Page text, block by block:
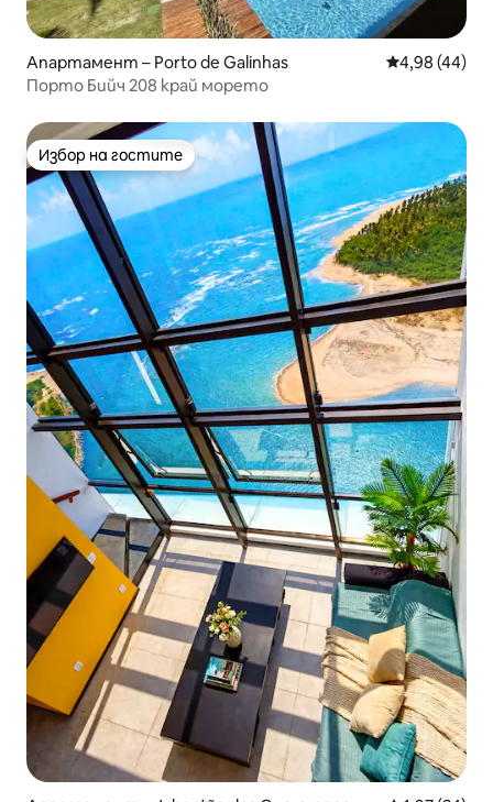
Апартамент – Porto de Galinhas Средна
4,98 (44)
Порто Бийч 208 край морето
Избор на гостите
Избор на гостите